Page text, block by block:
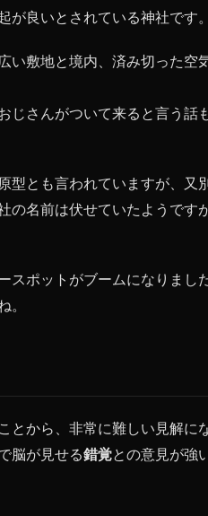
が良いとされている神社です。
い敷地と境内、済み切った空
じさんがついて来ると言う話
型とも言われていますが、又
の名前は伏せていたようです
スポットがブームになりまし
。
から、非常に難しい見解に
脳が見せる錯覚との意見が強